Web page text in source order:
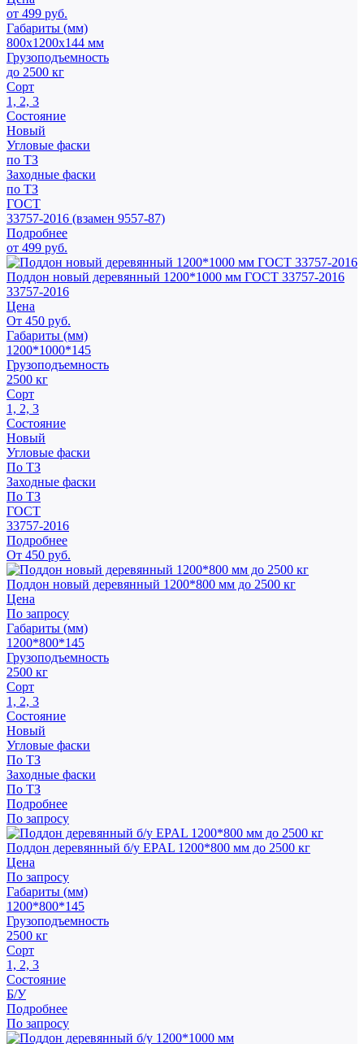
от 499 руб.
Габариты (мм)
800х1200х144 мм
Грузоподъемность
до 2500 кг
Сорт
1, 2, 3
Состояние
Новый
Угловые фаски
по ТЗ
Заходные фаски
по ТЗ
ГОСТ
33757-2016 (взамен 9557-87)
Подробнее
от 499 руб.
Поддон новый деревянный 1200*1000 мм ГОСТ 33757-2016
33757-2016
Цена
От 450 руб.
Габариты (мм)
1200*1000*145
Грузоподъемность
2500 кг
Сорт
1, 2, 3
Состояние
Новый
Угловые фаски
По ТЗ
Заходные фаски
По ТЗ
ГОСТ
33757-2016
Подробнее
От 450 руб.
Поддон новый деревянный 1200*800 мм до 2500 кг
Цена
По запросу
Габариты (мм)
1200*800*145
Грузоподъемность
2500 кг
Сорт
1, 2, 3
Состояние
Новый
Угловые фаски
По ТЗ
Заходные фаски
По ТЗ
Подробнее
По запросу
Поддон деревянный б/у EPAL 1200*800 мм до 2500 кг
Цена
По запросу
Габариты (мм)
1200*800*145
Грузоподъемность
2500 кг
Сорт
1, 2, 3
Состояние
Б/У
Подробнее
По запросу